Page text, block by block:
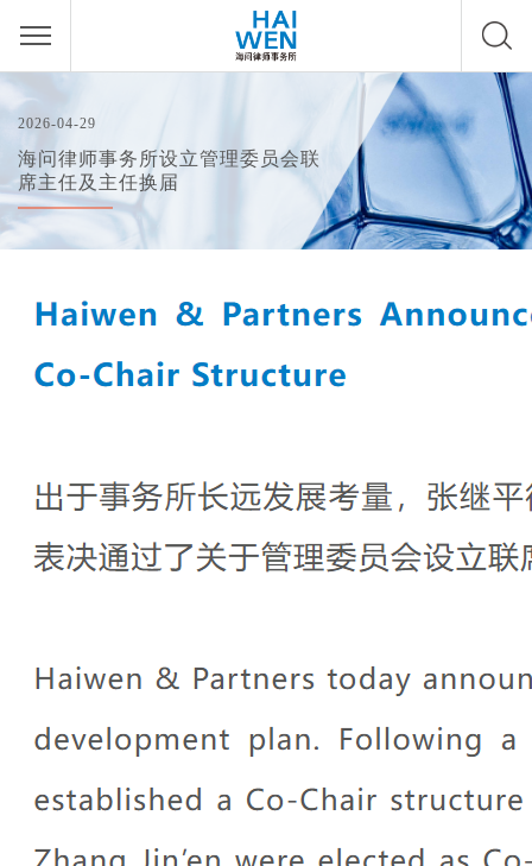
2026-04-29
海问律师事务所设立管理委员会联
席主任及主任换届